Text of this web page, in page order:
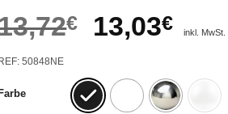
€
war:
13,72€
13,03€
ist:
inkl. MwSt.
REF: 50848NE
Farbe